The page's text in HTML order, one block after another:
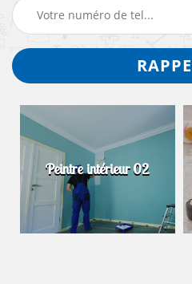
Peintre intérieur 02